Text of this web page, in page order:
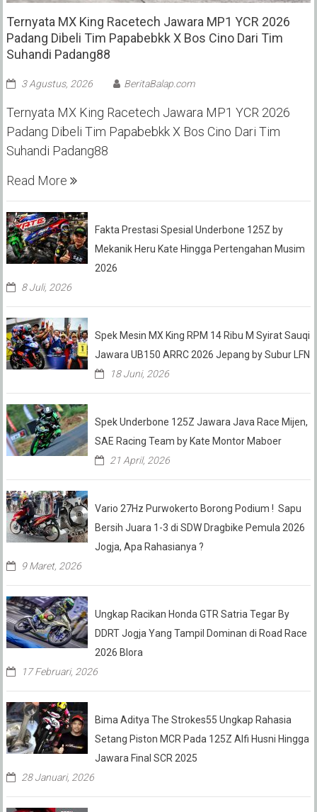
Ternyata MX King Racetech Jawara MP1 YCR 2026
Padang Dibeli Tim Papabebkk X Bos Cino Dari Tim
Suhandi Padang88
3 Agustus, 2026 BeritaBalap.com
Ternyata MX King Racetech Jawara MP1 YCR 2026
Padang Dibeli Tim Papabebkk X Bos Cino Dari Tim
Suhandi Padang88
Read More
Fakta Prestasi Spesial Underbone 125Z by
Mekanik Heru Kate Hingga Pertengahan Musim
2026
8 Juli, 2026
Spek Mesin MX King RPM 14 Ribu M Syirat Sauqi
Jawara UB150 ARRC 2026 Jepang by Subur LFN
18 Juni, 2026
Spek Underbone 125Z Jawara Java Race Mijen,
SAE Racing Team by Kate Montor Maboer
21 April, 2026
Vario 27Hz Purwokerto Borong Podium ! Sapu
Bersih Juara 1-3 di SDW Dragbike Pemula 2026
Jogja, Apa Rahasianya ?
9 Maret, 2026
Ungkap Racikan Honda GTR Satria Tegar By
DDRT Jogja Yang Tampil Dominan di Road Race
2026 Blora
17 Februari, 2026
Bima Aditya The Strokes55 Ungkap Rahasia
Setang Piston MCR Pada 125Z Alfi Husni Hingga
Jawara Final SCR 2025
28 Januari, 2026